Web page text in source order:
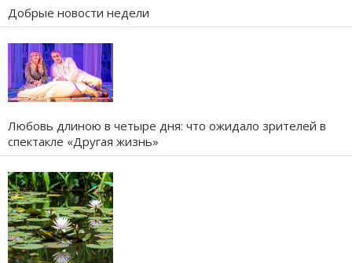
Добрые новости недели
Любовь длиною в четыре дня: что ожидало зрителей в
спектакле «Другая жизнь»